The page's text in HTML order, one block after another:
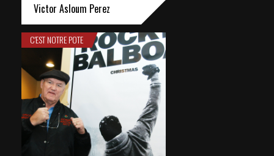
Victor Asloum Perez
C'EST NOTRE POTE